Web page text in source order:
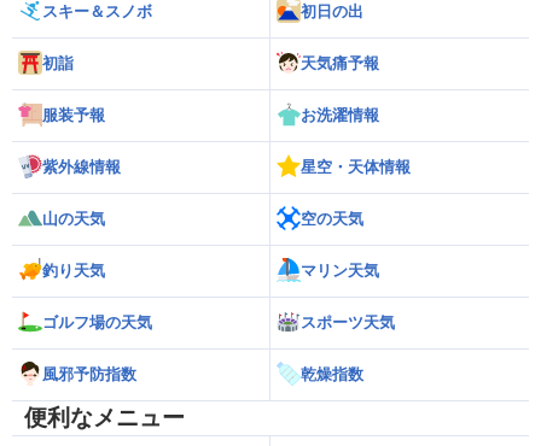
スキー＆スノボ 初日の出
初詣 天気痛予報
服装予報 お洗濯情報
紫外線情報 星空・天体情報
山の天気 空の天気
釣り天気 マリン天気
ゴルフ場の天気 スポーツ天気
風邪予防指数 乾燥指数
便利なメニュー